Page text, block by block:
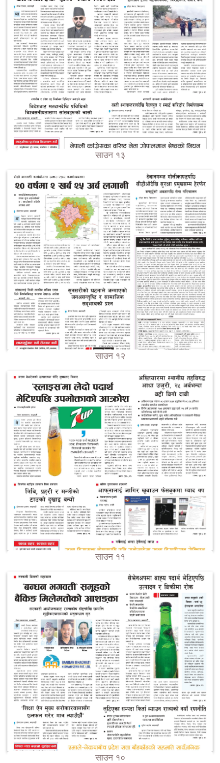
साउन १३
साउन १२
साउन ११
साउन १०